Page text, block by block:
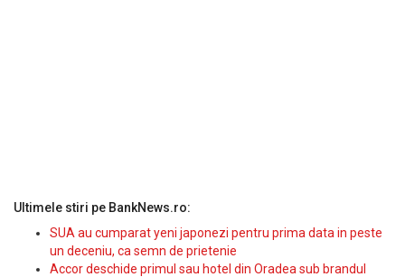
Ultimele stiri pe BankNews.ro:
SUA au cumparat yeni japonezi pentru prima data in peste
un deceniu, ca semn de prietenie
Accor deschide primul sau hotel din Oradea sub brandul